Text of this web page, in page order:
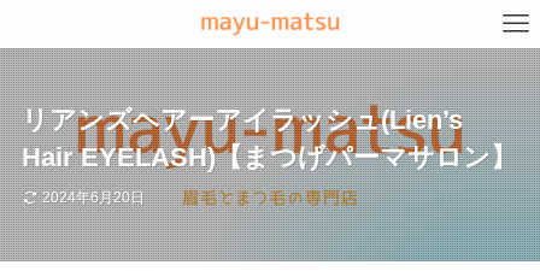
リアンズヘアーアイラッシュ(Lien’s
Hair EYELASH)【まつげパーマサロン】
2024年6月20日